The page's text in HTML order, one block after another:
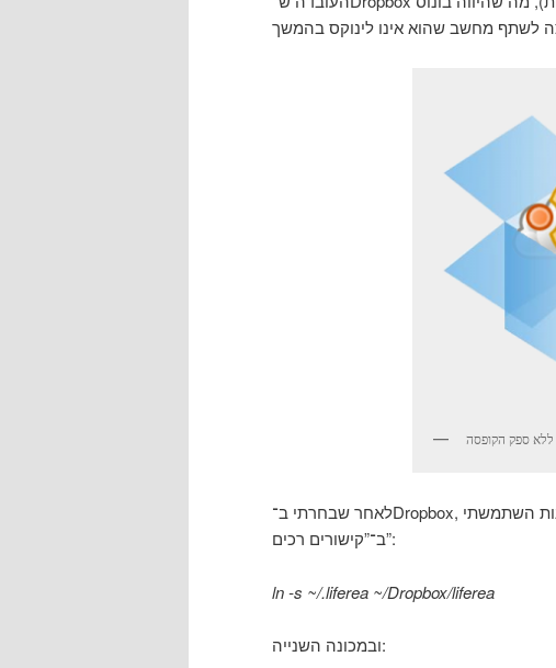
לאחר שבחרתי ב־Dropbox, כדי לסנכרן את תיקיות ההגדרות של התכנות השונות השתמשתי
ב־”קישורים רכים”:
ln -s ~/.liferea ~/Dropbox/liferea
ובמכונה השנייה: